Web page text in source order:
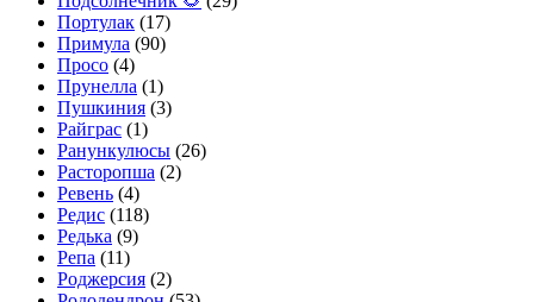
Портулак (17)
Примула (90)
Просо (4)
Прунелла (1)
Пушкиния (3)
Райграс (1)
Ранункулюсы (26)
Расторопша (2)
Ревень (4)
Редис (118)
Редька (9)
Репа (11)
Роджерсия (2)